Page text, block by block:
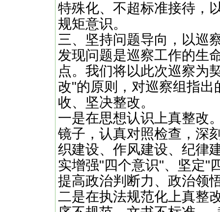
特殊化、不超标准接待，
规矩意识。
三、坚持问题导向，以巡
发现问题是巡察工作的生
点。我们将以此次巡察为
改"的原则，对巡察组指
收、坚决整改。
一是在思想认识上真整改
镜子，认真对照检查，深
织建设、作风建设、纪律
实增强"四个意识"、坚定"
提高政治判断力、政治领
二是在执法规范化上真整